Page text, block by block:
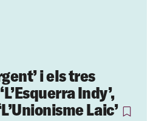
i els tres
Indy’,
Laic’